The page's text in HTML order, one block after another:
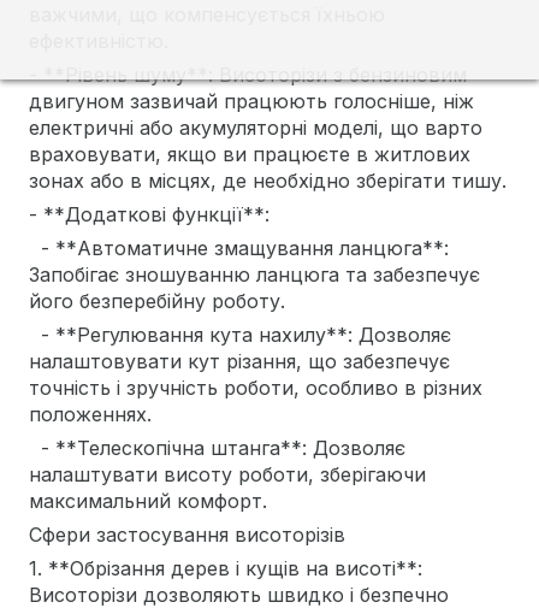
- **Рівень шуму**: Висоторізи з бензиновим
двигуном зазвичай працюють голосніше, ніж
електричні або акумуляторні моделі, що варто
враховувати, якщо ви працюєте в житлових
зонах або в місцях, де необхідно зберігати тишу.
- **Додаткові функції**:
- **Автоматичне змащування ланцюга**:
Запобігає зношуванню ланцюга та забезпечує
його безперебійну роботу.
- **Регулювання кута нахилу**: Дозволяє
налаштовувати кут різання, що забезпечує
точність і зручність роботи, особливо в різних
положеннях.
- **Телескопічна штанга**: Дозволяє
налаштувати висоту роботи, зберігаючи
максимальний комфорт.
Сфери застосування висоторізів
1. **Обрізання дерев і кущів на висоті**:
Висоторізи дозволяють швидко і безпечно